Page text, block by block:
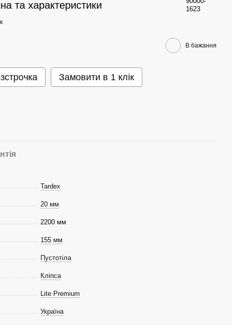
та характеристики
1623
В бажання
Замовити в 1 клік
Tardex
20 мм
2200 мм
155 мм
Пустотіла
Кліпса
Lite Premium
Україна